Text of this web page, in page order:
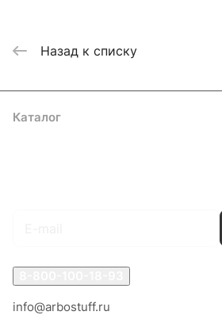
Назад к списку
Каталог
info@arbostuff.ru